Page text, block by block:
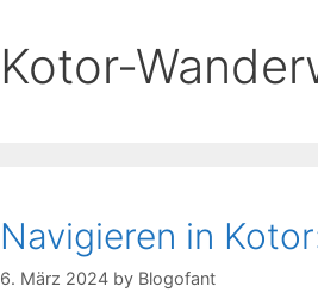
Kotor-
Navigieren in
6. März 2024 by Blogofant